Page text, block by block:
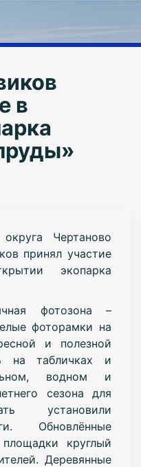
в
Чертаново
принял участие
экопарка
фотозона –
фоторамки на
и полезной
на табличках и
водном и
сезона для
установили
Обновлённые
круглый
Деревянные